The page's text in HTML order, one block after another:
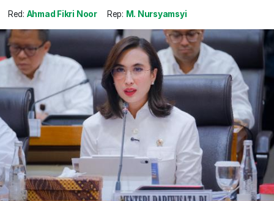
Red: Ahmad Fikri Noor Rep: M. Nursyamsyi